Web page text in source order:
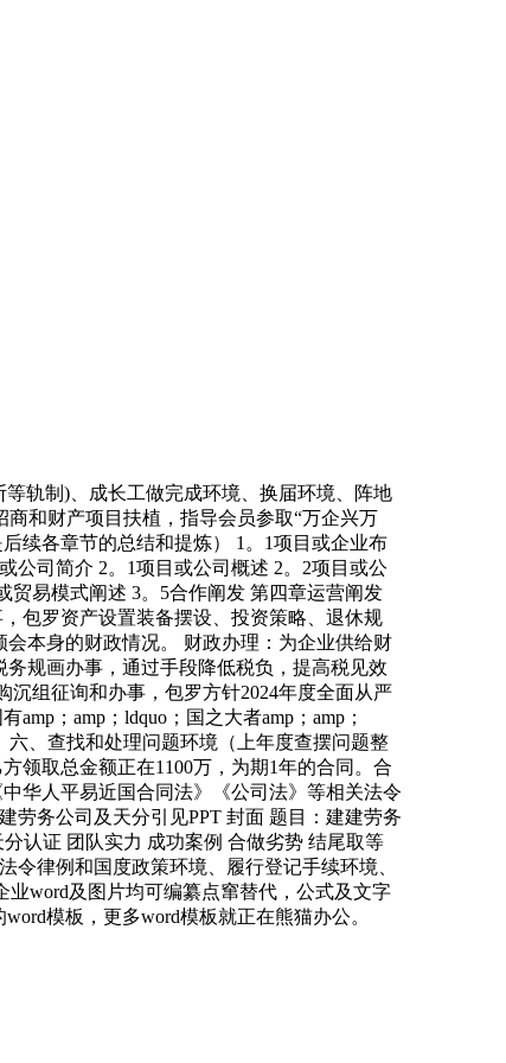
轨制)、成长工做完成环境、换届环境、阵地
和财产项目扶植，指导会员参取“万企兴万
续各章节的总结和提炼） 1。1项目或企业布
公司简介 2。1项目或公司概述 2。2项目或公
贸易模式阐述 3。5合作阐发 第四章运营阐发
包罗资产设置装备摆设、投资策略、退休规
本身的财政情况。 财政办理：为企业供给财
规画办事，通过手段降低税负，提高税见效
组征询和办事，包罗方针2024年度全面从严
；amp；ldquo；国之大者amp；amp；
、查找和处理问题环境（上年度查摆问题整
领取总金额正在1100万，为期1年的合同。合
华人平易近国合同法》《公司法》等相关法令
劳务公司及天分引见PPT 封面 题目：建建劳务
认证 团队实力 成功案例 合做劣势 结尾取等
律例和国度政策环境、履行登记手续环境、
业word及图片均可编纂点窜替代，公式及文字
模板，更多word模板就正在熊猫办公。